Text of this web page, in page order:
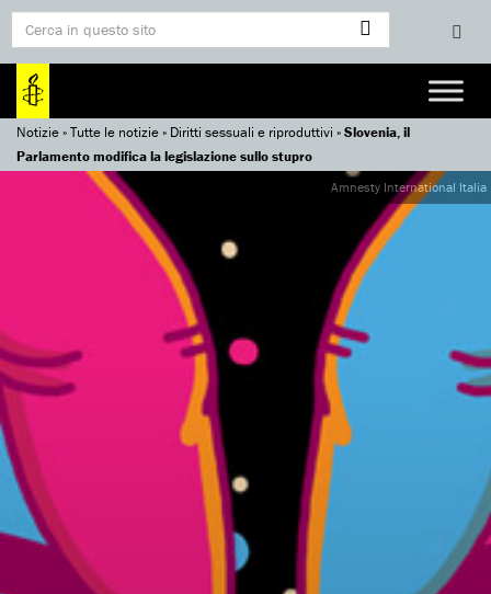
Notizie»Tutte le notizie» Diritti sessuali e riproduttivi »Slovenia, il
Parlamento modifica la legislazione sullo stupro
Amnesty International Italia